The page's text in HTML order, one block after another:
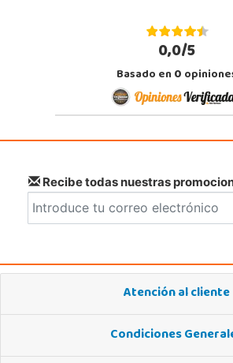
0,0/5
Basado en0
Recibe todas nuestras
Atención al cliente
Condiciones